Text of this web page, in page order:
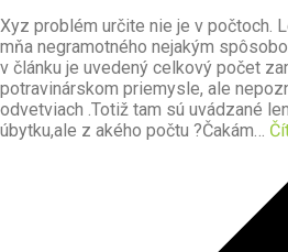
Xyz problém určite nie je v počtoch.
mňa negramotného nejakým
v článku je uvedený celkový počet
potravinárskom priemysle, ale
odvetviach .Totiž tam sú uvádzané
úbytku,ale z akého počtu ?Čakám…